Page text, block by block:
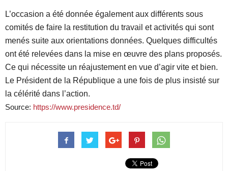
L’occasion a été donnée également aux différents sous
comités de faire la restitution du travail et activités qui sont
menés suite aux orientations données. Quelques difficultés
ont été relevées dans la mise en œuvre des plans proposés.
Ce qui nécessite un réajustement en vue d’agir vite et bien.
Le Président de la République a une fois de plus insisté sur
la célérité dans l’action.
Source: https://www.presidence.td/